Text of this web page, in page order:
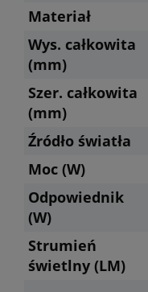
Materiał
Wys. całkowita
(mm)
Szer. całkowita
(mm)
Źródło światła
Moc (W)
Odpowiednik
(W)
Strumień
świetlny (LM)